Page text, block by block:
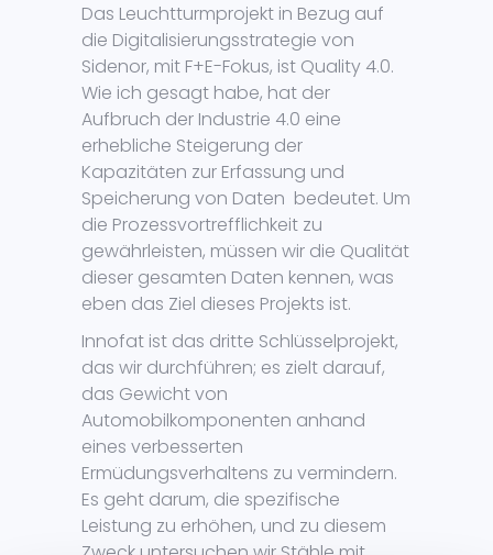
Das Leuchtturmprojekt in Bezug auf
die Digitalisierungsstrategie von
Sidenor, mit F+E-Fokus, ist Quality 4.0.
Wie ich gesagt habe, hat der
Aufbruch der Industrie 4.0 eine
erhebliche Steigerung der
Kapazitäten zur Erfassung und
Speicherung von Daten bedeutet. Um
die Prozessvortrefflichkeit zu
gewährleisten, müssen wir die Qualität
dieser gesamten Daten kennen, was
eben das Ziel dieses Projekts ist.
Innofat ist das dritte Schlüsselprojekt,
das wir durchführen; es zielt darauf,
das Gewicht von
Automobilkomponenten anhand
eines verbesserten
Ermüdungsverhaltens zu vermindern.
Es geht darum, die spezifische
Leistung zu erhöhen, und zu diesem